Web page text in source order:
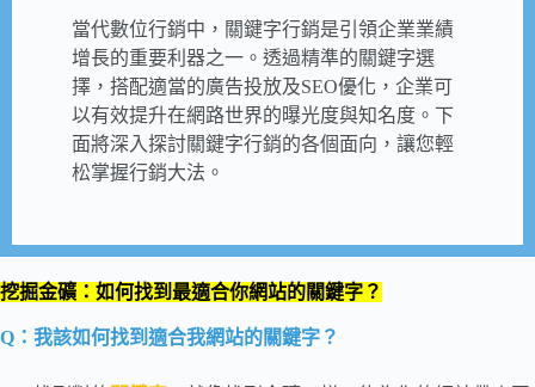
當代數位行銷中，關鍵字行銷是引領企業業績
增長的重要利器之一。透過精準的關鍵字選
擇，搭配適當的廣告投放及SEO優化，企業可
以有效提升在網路世界的曝光度與知名度。下
面將深入探討關鍵字行銷的各個面向，讓您輕
松掌握行銷大法。
挖掘金礦：如何找到最適合你網站的關鍵字？
Q：我該如何找到適合我網站的關鍵字？